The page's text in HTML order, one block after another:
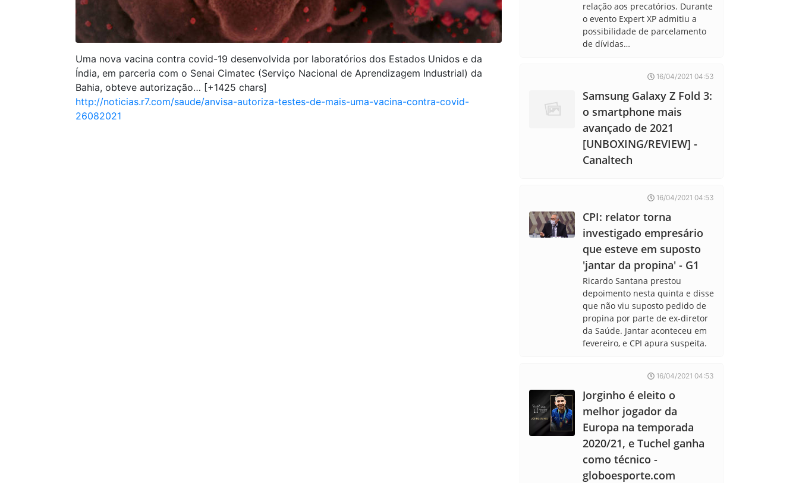
Uma nova vacina contra covid-19 desenvolvida por laboratórios dos Estados Unidos e da
Índia, em parceria com o Senai Cimatec (Serviço Nacional de Aprendizagem Industrial) da
Bahia, obteve autorização… [+1425 chars]
http://noticias.r7.com/saude/anvisa-autoriza-testes-de-mais-uma-vacina-contra-covid-
26082021
relação aos precatórios. Durante
o evento Expert XP admitiu a
possibilidade de parcelamento
de dívidas…
16/04/2021 04:53
Samsung Galaxy Z Fold 3:
o smartphone mais
avançado de 2021
[UNBOXING/REVIEW] -
Canaltech
16/04/2021 04:53
CPI: relator torna
investigado empresário
que esteve em suposto
'jantar da propina' - G1
Ricardo Santana prestou
depoimento nesta quinta e disse
que não viu suposto pedido de
propina por parte de ex-diretor
da Saúde. Jantar aconteceu em
fevereiro, e CPI apura suspeita.
16/04/2021 04:53
Jorginho é eleito o
melhor jogador da
Europa na temporada
2020/21, e Tuchel ganha
como técnico -
globoesporte.com